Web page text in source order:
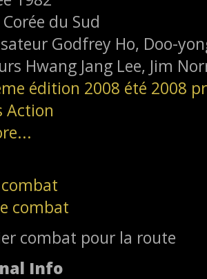
Corée du Sud
Godfrey Ho, Doo-
Hwang Jang Lee, Jim
édition 2008 été 2008
Action
combat pour la route
Info